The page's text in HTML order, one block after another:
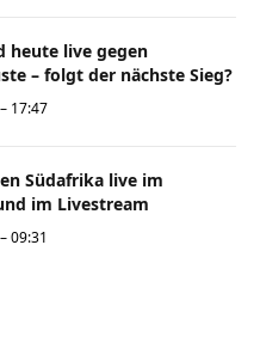
heute live gegen
– folgt der nächste Sieg?
17:47
Südafrika live im
im Livestream
09:31